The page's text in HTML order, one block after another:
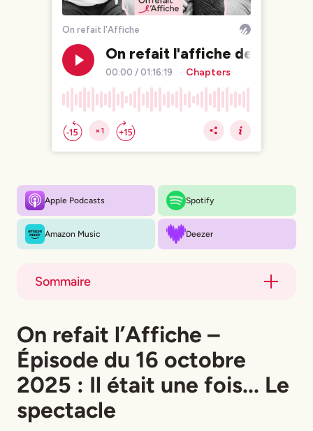
Apple Podcasts Spotify
Amazon Music Deezer
Sommaire
Title
On refait l’Affiche –
Épisode du 16 octobre
2025 : Il était une fois... Le
spectacle